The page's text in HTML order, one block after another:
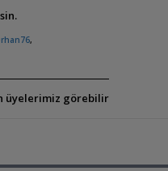
,
üyelerimiz görebilir